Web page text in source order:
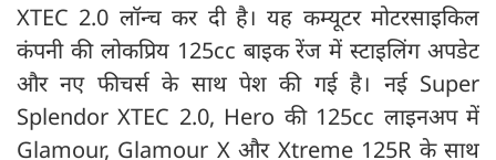
XTEC 2.0 लॉन्च कर दी है। यह कम्यूटर मोटरसाइकिल
कंपनी की लोकप्रिय 125cc बाइक रेंज में स्टाइलिंग अपडेट
और नए फीचर्स के साथ पेश की गई है। नई Super
Splendor XTEC 2.0, Hero की 125cc लाइनअप में
Glamour, Glamour X और Xtreme 125R के साथ